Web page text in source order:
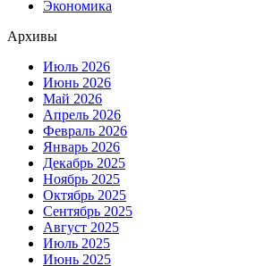
Экономика
Архивы
Июль 2026
Июнь 2026
Май 2026
Апрель 2026
Февраль 2026
Январь 2026
Декабрь 2025
Ноябрь 2025
Октябрь 2025
Сентябрь 2025
Август 2025
Июль 2025
Июнь 2025